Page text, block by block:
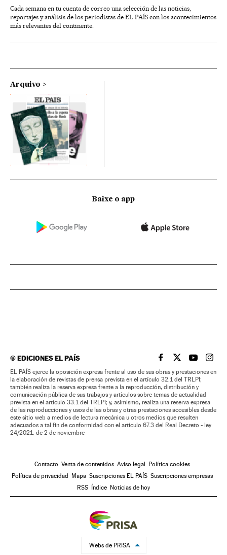
Cada semana en tu cuenta de correo una selección de las noticias,
reportajes y análisis de los periodistas de EL PAÍS con los acontecimientos
más relevantes del continente.
Arquivo
Baixe o app
©EDICIONES EL PAÍS EL PAÍS BRASIL EN
EL PAÍSEL PAÍS
EL
EL PAÍS ejerce la oposición expresa frente al uso de sus obras y prestaciones en
la elaboración de revistas de prensa prevista en el artículo 32.1 del TRLPI;
también realiza la reserva expresa frente a la reproducción, distribución y
comunicación pública de sus trabajos y artículos sobre temas de actualidad
prevista en el artículo 33.1 del TRLPI; y, asimismo, realiza una reserva expresa
de las reproducciones y usos de las obras y otras prestaciones accesibles desde
este sitio web a medios de lectura mecánica u otros medios que resulten
adecuados a tal fin de conformidad con el artículo 67.3 del Real Decreto - ley
24/2021, de 2 de noviembre
Contacto Venta de contenidos Aviso legal
Política cookies
Política de privacidad
Mapa Suscripciones EL PAÍS Suscripciones empresas
RSS
Índice Noticias de hoy
Webs de PRISA